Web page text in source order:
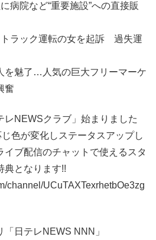
病院など“重要施設”への直接販
ラック運転の女を起訴 過失運
を魅了…人気の巨大フリーマーケ
奮
NEWSクラブ」始まりました
色が変化しステータスアップし
イブ配信のチャットで使えるスタ
典となります!!
channel/UCuTAXTexrhetbOe3zg
日テレNEWS NNN」